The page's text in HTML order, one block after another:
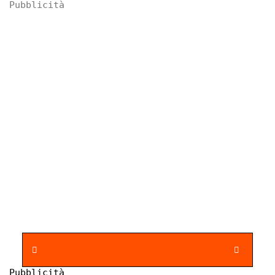
Pubblicità
Pubblicità